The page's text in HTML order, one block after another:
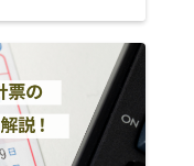
南都留郡山中湖
村
南巨摩郡富士川
町